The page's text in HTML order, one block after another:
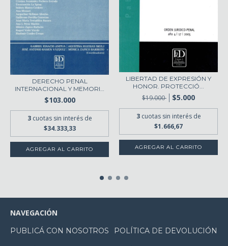
DERECHO PENAL
INTERNACIONAL Y MEMORIA
HI...
$103.000
3 cuotas sin interés de
$34.333,33
LIBERTAD DE EXPRESIÓN Y
HONOR. PROTECCIÓ...
$19.000 $5.000
3 cuotas sin interés de
$1.666,67
NAVEGACIÓN
PUBLICÁ CON NOSOTROS POLÍTICA DE DEVOLUCIÓN